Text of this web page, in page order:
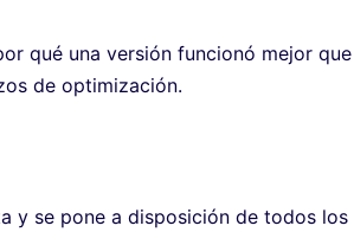
qué una versión funcionó mejor
de optimización.
y se pone a disposición de todos los